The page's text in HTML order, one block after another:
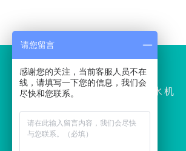
产品中心
全自动洗涤脱水机
全自动干衣机
自动熨平机
请您留言
感谢您的关注，当前客服人员不在
线，请填写一下您的信息，我们会
尽快和您联系。